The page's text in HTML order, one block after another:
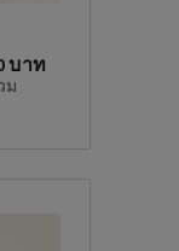
บาท
ม